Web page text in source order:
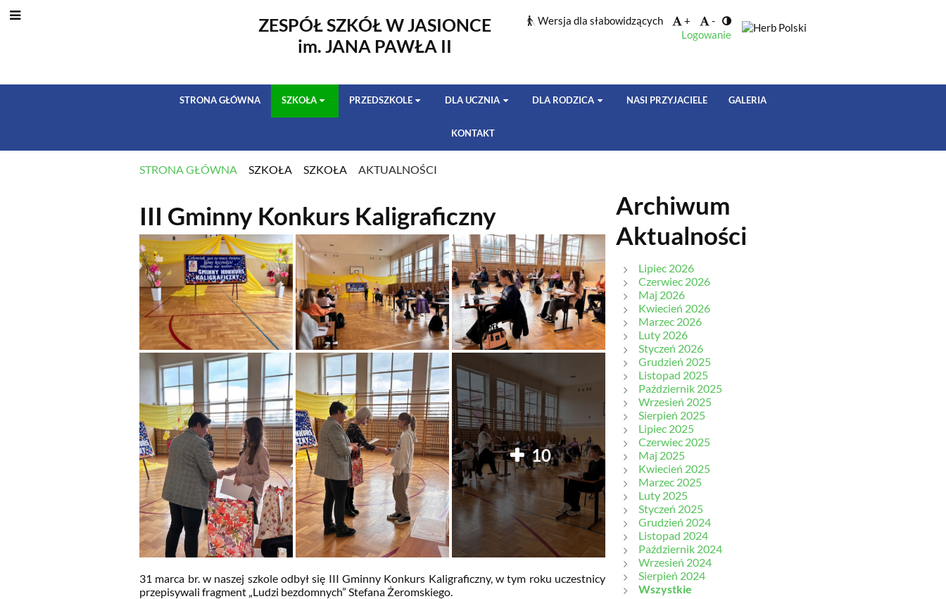
ZESPÓŁ SZKÓŁ W JASIONCE
im. JANA PAWŁA II
Wersja dla słabowidzących +
-
Logowanie
STRONA GŁÓWNA SZKOŁA PRZEDSZKOLE DLA UCZNIA DLA RODZICA NASI PRZYJACIELE GALERIA
KONTAKT
STRONA GŁÓWNA SZKOŁA SZKOŁA AKTUALNOŚCI
AKTUALNOŚCI
III Gminny Konkurs Kaligraficzny
10
31 marca br. w naszej szkole odbył się III Gminny Konkurs Kaligraficzny, w tym roku uczestnicy
przepisywali fragment „Ludzi bezdomnych” Stefana Żeromskiego.
Archiwum
Aktualności
Lipiec 2026
Czerwiec 2026
Maj 2026
Kwiecień 2026
Marzec 2026
Luty 2026
Styczeń 2026
Grudzień 2025
Listopad 2025
Październik 2025
Wrzesień 2025
Sierpień 2025
Lipiec 2025
Czerwiec 2025
Maj 2025
Kwiecień 2025
Marzec 2025
Luty 2025
Styczeń 2025
Grudzień 2024
Listopad 2024
Październik 2024
Wrzesień 2024
Sierpień 2024
Wszystkie